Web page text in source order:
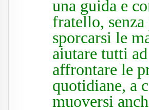
una guida e
fratello, senza
sporcarsi le
aiutare tutti ad
affrontare le
quotidiane, a
muoversi